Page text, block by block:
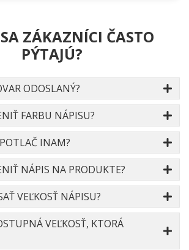
ZÁKAZNÍCI ČASTO
PÝTAJÚ?
ODOSLANÝ?
FARBU NÁPISU?
INAM?
NÁPIS NA PRODUKTE?
VEĽKOSŤ NÁPISU?
VEĽKOSŤ, KTORÁ